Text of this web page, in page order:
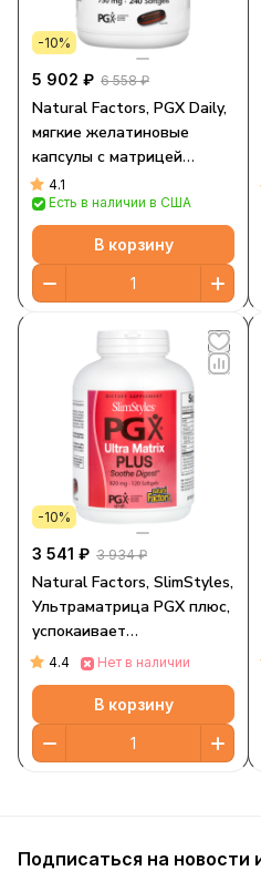
-10%
5 902 ₽ 6 558 ₽
Natural Factors, PGX Daily,
мягкие желатиновые
капсулы с матрицей
сверхвысокого качества,
750 мг, 240 мягких
желатиновых капсул
4.1
Есть в наличии в США
В корзину
-10%
3 541 ₽ 3 934 ₽
Natural Factors, SlimStyles,
Ультраматрица PGX плюс,
успокаивает
пищеварение, 820 мг, 120
мягких таблеток
4.4 Нет в наличии
В корзину
Подписаться на новости